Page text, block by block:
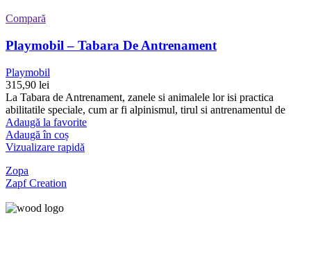
Compară
Playmobil – Tabara De Antrenament
Playmobil
315,90 lei
La Tabara de Antrenament, zanele si animalele lor isi practica
abilitatile speciale, cum ar fi alpinismul, tirul si antrenamentul de
Adaugă la favorite
Adaugă în coș
Vizualizare rapidă
Zopa
Zapf Creation